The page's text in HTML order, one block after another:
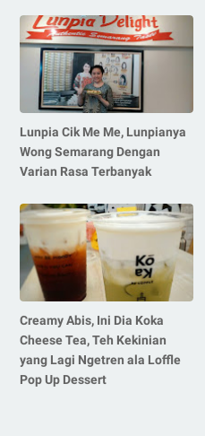
Lunpia Cik Me Me, Lunpianya
Wong Semarang Dengan
Varian Rasa Terbanyak
Creamy Abis, Ini Dia Koka
Cheese Tea, Teh Kekinian
yang Lagi Ngetren ala Loffle
Pop Up Dessert